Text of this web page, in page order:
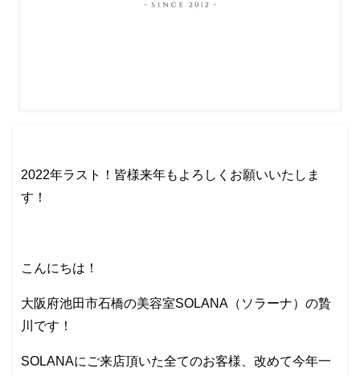
2022年ラスト！皆様来年もよろしくお願いいたしま
す！
こんにちは！
大阪府池田市石橋の美容室SOLANA（ソラーナ）の贄
川です！
SOLANAにご来店頂いた全てのお客様、改めて今年一